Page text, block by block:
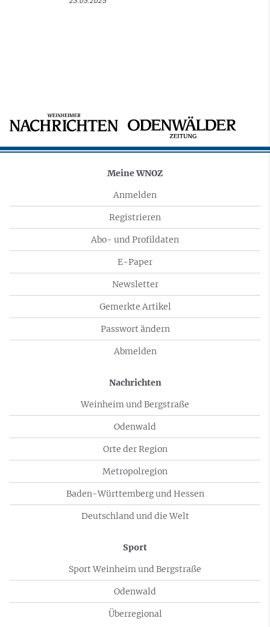
Meine WNOZ
Anmelden
Registrieren
Abo- und Profildaten
E-Paper
Newsletter
Gemerkte Artikel
Passwort ändern
Abmelden
Nachrichten
Weinheim und Bergstraße
Odenwald
Orte der Region
Metropolregion
Baden-Württemberg und Hessen
Deutschland und die Welt
Sport
Sport Weinheim und Bergstraße
Odenwald
Überregional